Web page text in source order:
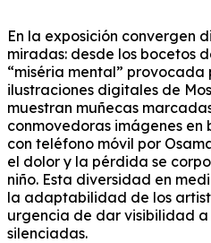
En la exposición convergen
miradas: desde los bocetos
“miséria mental”
ilustraciones digitales de
muestran muñecas
conmovedoras imágenes
con teléfono móvil por
el dolor y la pérdida se
niño. Esta diversidad en
la adaptabilidad de los
urgencia de dar visibilidad
silenciadas.